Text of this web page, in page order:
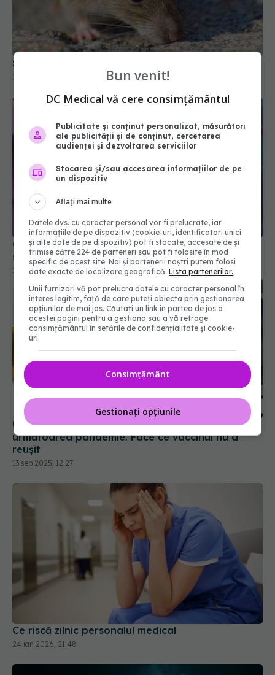
Soția unui mare actor, răpusă de hantavirus
16 mai 2026, 16:45
Ce sunt petele roz din baie, de pe cadă, chiuvetă
sau duș. Bacteria îți poate ajunge în sânge
18 aug 2025, 13:08
Un cocktail minune ar putea opri gripa și
următoarea pandemie. Face ce vaccinul nu a
reușit
13 sep 2025, 12:27
Ce riscă zilnic personalul medical
24 ian 2026, 21:48
Bun venit!
DC Medical vă cere consimțământul
Publicitate și conținut personalizat, măsurători
ale publicității și de conținut, cercetarea
audienței și dezvoltarea serviciilor
Stocarea și/sau accesarea informațiilor de pe
un dispozitiv
Aflați mai multe
Datele dvs. cu caracter personal vor fi prelucrate, iar
informațiile de pe dispozitiv (cookie-uri, identificatori unici
și alte date de pe dispozitiv) pot fi stocate, accesate de și
trimise către 224 de parteneri sau pot fi folosite în mod
specific de acest site. Noi și partenerii noștri putem folosi
date exacte de localizare geografică.Lista partenerilor.
Unii furnizori vă pot prelucra datele cu caracter personal în
interes legitim, față de care puteți obiecta prin gestionarea
opțiunilor de mai jos. Căutați un link în partea de jos a
acestei pagini pentru a gestiona sau a vă retrage
consimțământul în setările de confidențialitate și cookie-
uri.
Consimțământ
Gestionați opțiunile